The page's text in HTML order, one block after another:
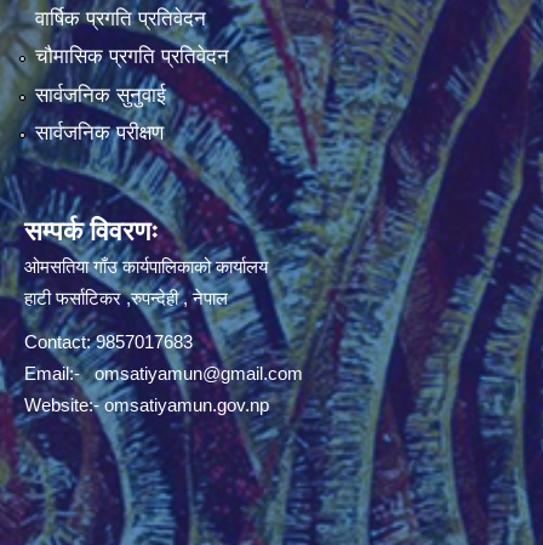
वार्षिक प्रगति प्रतिवेदन
चौमासिक प्रगति प्रतिवेदन
सार्वजनिक सुनुवाई
सार्वजनिक परीक्षण
सम्पर्क विवरणः
ओमसतिया गाँउ कार्यपालिकाको कार्यालय
हाटी फर्साटिकर ,रुपन्देही , नेपाल
Contact: 9857017683
Email:-omsatiyamun@gmail.com
Website:- omsatiyamun.gov.np